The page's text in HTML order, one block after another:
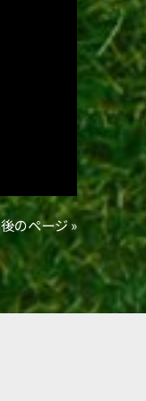
後のページ »